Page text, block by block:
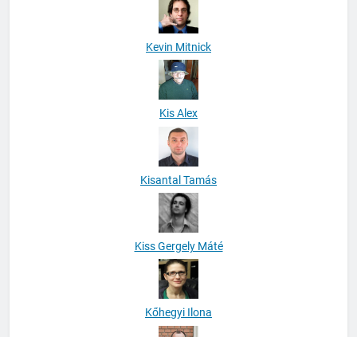
Kevin Mitnick
Kis Alex
Kisantal Tamás
Kiss Gergely Máté
Kőhegyi Ilona